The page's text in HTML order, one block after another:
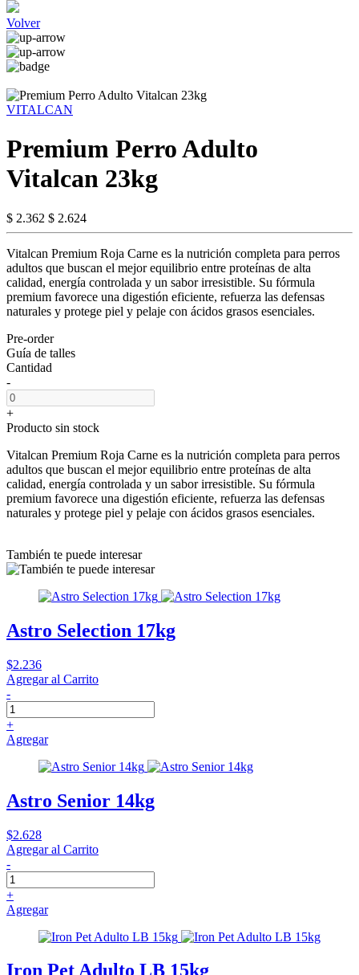
Volver
VITALCAN
Premium Perro Adulto
Vitalcan 23kg
$ 2.362 $ 2.624
Vitalcan Premium Roja Carne es la nutrición completa para perros
adultos que buscan el mejor equilibrio entre proteínas de alta
calidad, energía controlada y un sabor irresistible. Su fórmula
premium favorece una digestión eficiente, refuerza las defensas
naturales y protege piel y pelaje con ácidos grasos esenciales.
Pre-order
Guía de talles
Cantidad
-
+
Producto sin stock
Vitalcan Premium Roja Carne es la nutrición completa para perros
adultos que buscan el mejor equilibrio entre proteínas de alta
calidad, energía controlada y un sabor irresistible. Su fórmula
premium favorece una digestión eficiente, refuerza las defensas
naturales y protege piel y pelaje con ácidos grasos esenciales.
También te puede interesar
Astro Selection 17kg
$2.236
Agregar al Carrito
-
+
Agregar
Astro Senior 14kg
$2.628
Agregar al Carrito
-
+
Agregar
Iron Pet Adulto LB 15kg